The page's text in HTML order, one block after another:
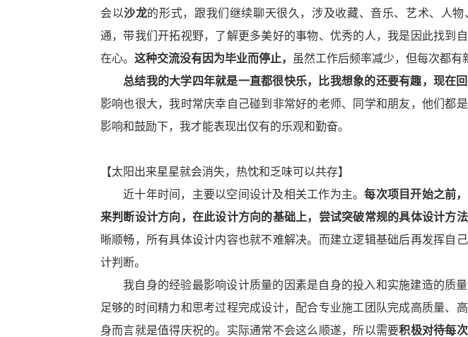
会以沙龙的形式，跟我们继续聊天很久，涉及收藏、音乐、艺术、人
通，带我们开拓视野，了解更多美好的事物、优秀的人，我是 因此找到
在心。 这种交流没有因为毕业而停止， 虽然工作后频率减少，但每次都有
总结我的大学四年就是一直都很快乐， 比我想象的还要有趣， 现在
影响也很大，我时常庆幸自己碰到非常好的老师、同学和朋友，他们都
影响和鼓励下，我才能表现出仅有的乐观和勤奋。
【太阳出来星星就会消失，热忱和乏味可以共存】
近十年时间，主要以空间设计及相关工作为主。每次项目开始之前，
来判断设计方向，在此设计方向的基础上，尝试突破常规的具体设计方
晰顺畅，所有具体设计内容也就不难解决。 而建立逻辑基础后再发挥自
计判断。
我自身的经验最影响设计质量的因素是自身的投入和实施建造的质量
足够的时间精力和思考过程完成设计，配合专业施工团队完成高质量、高
身而言就是值得庆祝的。实际通常不会这么顺遂，所以需要积极对待每次